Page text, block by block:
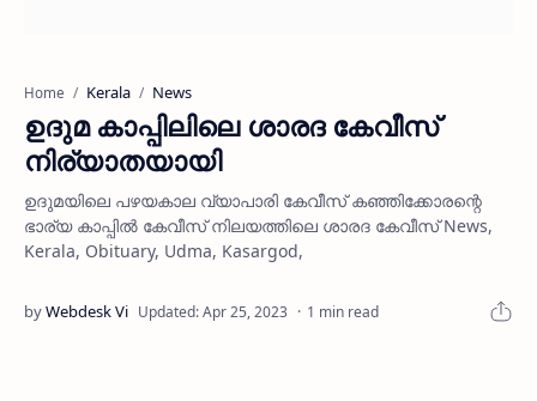
Home Kerala News
ഉദുമ കാപ്പിലിലെ ശാരദ കേവീസ്
നിര്യാതയായി
ഉദുമയിലെ പഴയകാല വ്യാപാരി കേവീസ് കഞ്ഞിക്കോരന്റെ
ഭാര്യ കാപ്പില്‍ കേവീസ് നിലയത്തിലെ ശാരദ കേവീസ് News,
Kerala, Obituary, Udma, Kasargod,
1 min read